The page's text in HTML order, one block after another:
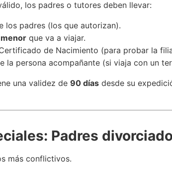
los padres o tutores deben llevar:
los padres (los que autorizan).
que va a viajar.
de Nacimiento (para probar la
la persona acompañante (si viaja con un
una validez de 90 días desde su
Padres
más conflictivos.